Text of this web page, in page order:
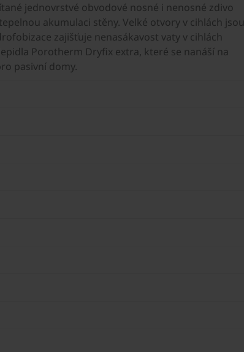
jednovrstvé obvodové nosné i nenosné zdivo
akumulaci stěny. Velké otvory v cihlách jsou
zajišťuje nenasákavost vaty v cihlách
Porotherm Dryfix extra, které se nanáší na
pasivní domy.